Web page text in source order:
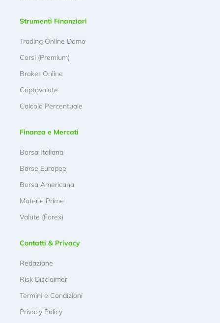
Strumenti Finanziari
Trading Online Demo
Corsi (Premium)
Broker Online
Criptovalute
Calcolo Percentuale
Finanza e Mercati
Borsa Italiana
Borse Europee
Borsa Americana
Materie Prime
Valute (Forex)
Contatti & Privacy
Redazione
Risk Disclaimer
Termini e Condizioni
Privacy Policy